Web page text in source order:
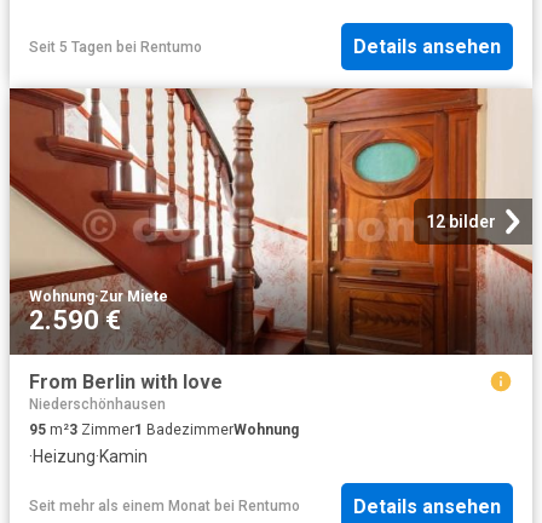
Seit 5 Tagen bei Rentumo Details ansehen
12 bilder
Wohnung·Zur Miete
2.590 €
From Berlin with love
Niederschönhausen
95 m²3 Zimmer1 BadezimmerWohnung
·Heizung·Kamin
Seit mehr als einem Monat bei Rentumo Details ansehen